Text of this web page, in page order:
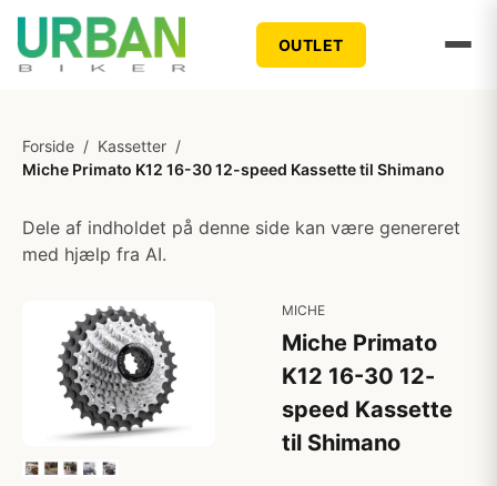
OUTLET
Forside / Kassetter /
Miche Primato K12 16-30 12-speed Kassette til Shimano
Dele af indholdet på denne side kan være genereret
med hjælp fra AI.
MICHE
Miche Primato
K12 16-30 12-
speed Kassette
til Shimano